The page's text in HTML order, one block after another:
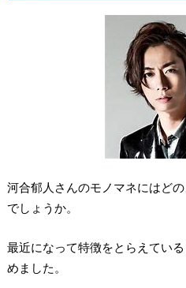
河合郁人さんのモノマネにはど
でしょうか。
最近になって特徴をとらえている
めました。